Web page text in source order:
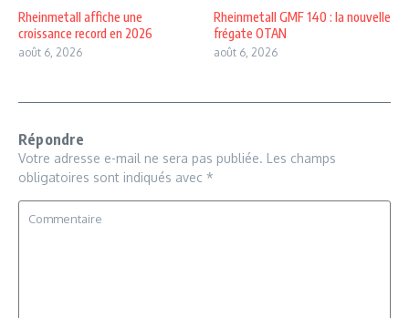
Rheinmetall affiche une
croissance record en 2026
août 6, 2026
Rheinmetall GMF 140 : la nouvelle
frégate OTAN
août 6, 2026
Répondre
Votre adresse e-mail ne sera pas publiée. Les champs
obligatoires sont indiqués avec *